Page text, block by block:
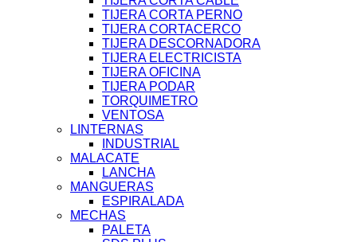
TIJERA CORTA PERNO
TIJERA CORTACERCO
TIJERA DESCORNADORA
TIJERA ELECTRICISTA
TIJERA OFICINA
TIJERA PODAR
TORQUIMETRO
VENTOSA
LINTERNAS
INDUSTRIAL
MALACATE
LANCHA
MANGUERAS
ESPIRALADA
MECHAS
PALETA